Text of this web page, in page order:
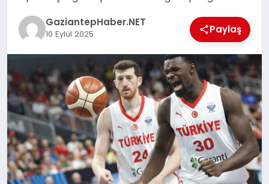
MAGAZIN
SPOR
SIYASET
DIĞER
GaziantepHaber.NET
10 Eylül 2025 Paylaş